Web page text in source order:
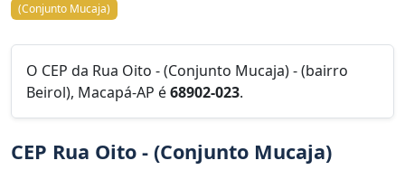
(Conjunto Mucaja)
O CEP da Rua Oito - (Conjunto Mucaja) - (bairro
Beirol), Macapá-AP é68902-023.
CEP Rua Oito - (Conjunto Mucaja)